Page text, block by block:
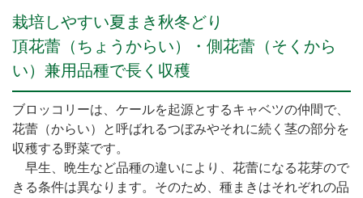
栽培しやすい夏まき秋冬どり
頂花蕾（ちょうからい）・側花蕾（そくから
い）兼用品種で長く収穫
ブロッコリーは、ケールを起源とするキャベツの仲間で、
花蕾（からい）と呼ばれるつぼみやそれに続く茎の部分を
収穫する野菜です。
早生、晩生など品種の違いにより、花蕾になる花芽ので
きる条件は異なります。そのため、種まきはそれぞれの品